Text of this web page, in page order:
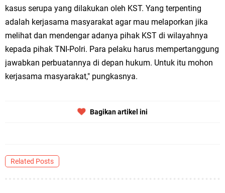
kasus serupa yang dilakukan oleh KST. Yang terpenting
adalah kerjasama masyarakat agar mau melaporkan jika
melihat dan mendengar adanya pihak KST di wilayahnya
kepada pihak TNI-Polri. Para pelaku harus mempertanggung
jawabkan perbuatannya di depan hukum. Untuk itu mohon
kerjasama masyarakat," pungkasnya.
Bagikan artikel ini
Related Posts